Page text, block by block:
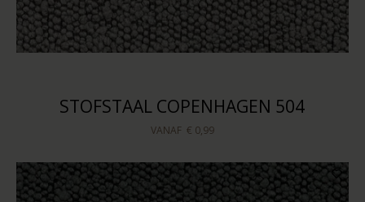
STOFSTAAL COPENHAGEN 504
VANAF € 0,99